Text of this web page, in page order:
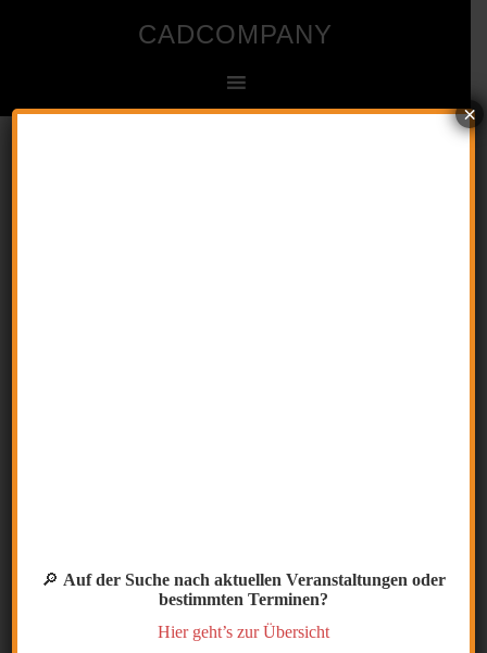
CADCOMPANY
🔎 Auf der Suche nach aktuellen Veranstaltungen oder
bestimmten Terminen?
Hier geht’s zur Übersicht
×